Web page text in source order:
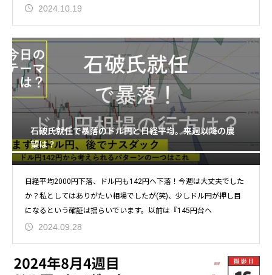
2024.10.19
石破氏就任で暴落のドル円と日経平均。来週以降の展
望は？
日経平均2000円下落、ドル円も142円へ下落！今週は大丈夫でした
か？私としてはありがたい相場でしたが(笑)、少しドル円が押し目
になるという確証は揺らいでいます。以前は『145円台へ
2024.09.28